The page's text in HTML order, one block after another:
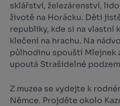
sklářství, železárenství,
životě na Horácku. Děti
republiky, kde si na vlastní
klečení na hrachu. Na
půlhodinu spouští Mlejnek
upoutá Strašidelné
Z muzea se vydejte k
Němce. Projděte okolo